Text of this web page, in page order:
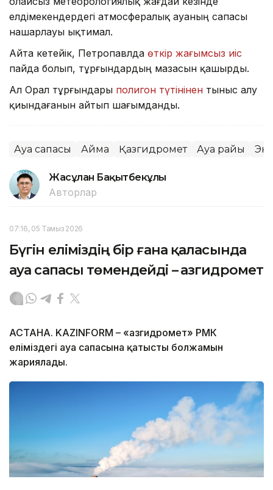
елдімекендердегі атмосфералық ауаның сапасы
нашарлауы ықтимал.
Айта кетейік, Петропавлда өткір жағымсыз иіс
пайда болып, тұрғындардың мазасын қашырды.
Ал Орал тұрғындары полигон түтінінен тыныс алу
қиындағанын айтып шағымданды.
Ауа сапасы Аймақ Қазгидромет Ауа райы
Жасұлан Бақытбекұлы
Авторлар
07:16, 05 Тамыз 2026
Бүгін еліміздің бір ғана қаласында
ауа сапасы төмендейді – Қазгидромет
АСТАНА. KAZINFORM – «Қазгидромет» РМК
еліміздегі ауа сапасына қатысты болжамын
жариялады.